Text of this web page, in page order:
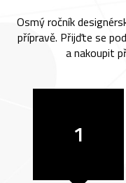
Osmý ročník
přípravě. Přijďte se
a nakoupit
1